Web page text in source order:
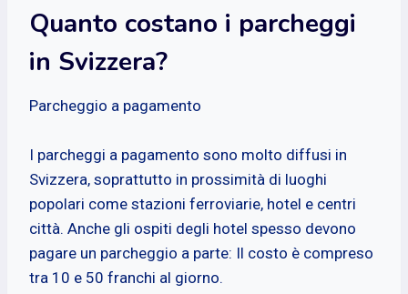
Quanto costano i parcheggi
in Svizzera?
Parcheggio a pagamento
I parcheggi a pagamento sono molto diffusi in
Svizzera, soprattutto in prossimità di luoghi
popolari come stazioni ferroviarie, hotel e centri
città. Anche gli ospiti degli hotel spesso devono
pagare un parcheggio a parte: Il costo è compreso
tra 10 e 50 franchi al giorno.